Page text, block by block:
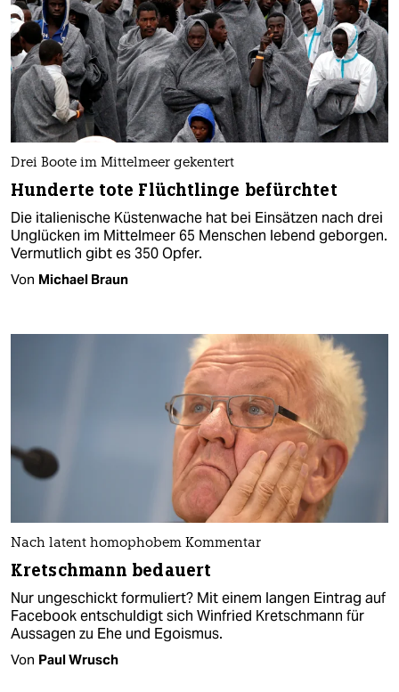
Drei Boote im Mittelmeer gekentert
Hunderte tote Flüchtlinge befürchtet
Die italienische Küstenwache hat bei Einsätzen nach drei
Unglücken im Mittelmeer 65 Menschen lebend geborgen.
Vermutlich gibt es 350 Opfer.
Von Michael Braun
Nach latent homophobem Kommentar
Kretschmann bedauert
Nur ungeschickt formuliert? Mit einem langen Eintrag auf
Facebook entschuldigt sich Winfried Kretschmann für
Aussagen zu Ehe und Egoismus.
Von Paul Wrusch